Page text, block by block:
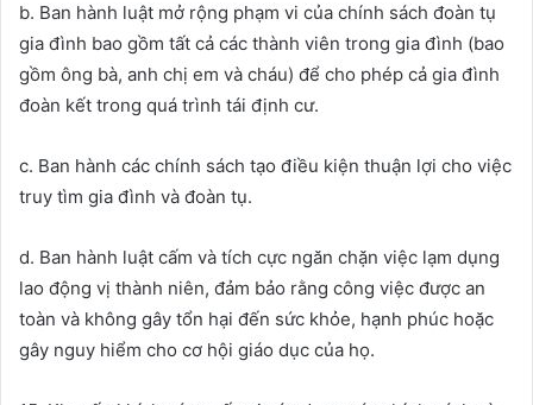
b. Ban hành luật mở rộng phạm vi của chính sách đoàn tụ
gia đình bao gồm tất cả các thành viên trong gia đình (bao
gồm ông bà, anh chị em và cháu) để cho phép cả gia đình
đoàn kết trong quá trình tái định cư.
c. Ban hành các chính sách tạo điều kiện thuận lợi cho việc
truy tìm gia đình và đoàn tụ.
d. Ban hành luật cấm và tích cực ngăn chặn việc lạm dụng
lao động vị thành niên, đảm bảo rằng công việc được an
toàn và không gây tổn hại đến sức khỏe, hạnh phúc hoặc
gây nguy hiểm cho cơ hội giáo dục của họ.